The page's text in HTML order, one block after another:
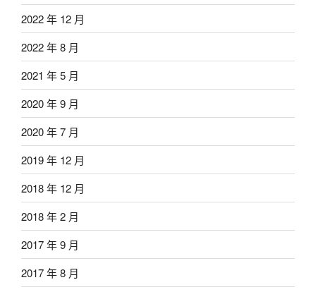
2022 年 12 月
2022 年 8 月
2021 年 5 月
2020 年 9 月
2020 年 7 月
2019 年 12 月
2018 年 12 月
2018 年 2 月
2017 年 9 月
2017 年 8 月